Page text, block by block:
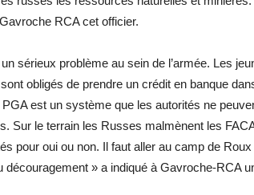
RCA cet officier.
sérieux problème au sein de l’armée. Les
obligés de prendre un crédit en banque
PGA est un système que les autorités ne
Sur le terrain les Russes malmènent les
pour oui ou non. Il faut aller au camp de
découragement » a indiqué à Gavroche-RCA